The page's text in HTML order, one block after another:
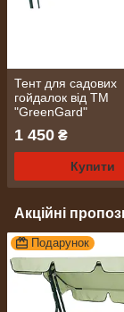
Тент для садових
гойдалок від ТМ
"GreenGard"
1 450 ₴
Купити
Акційні
Подарунок